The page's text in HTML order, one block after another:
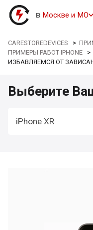
в Москве и МО
CARESTOREDEVICES >
ПРИМЕРЫ РАБОТ IPHONE >
ИЗБАВЛЯЕМСЯ ОТ
Выберите
iPhone XR